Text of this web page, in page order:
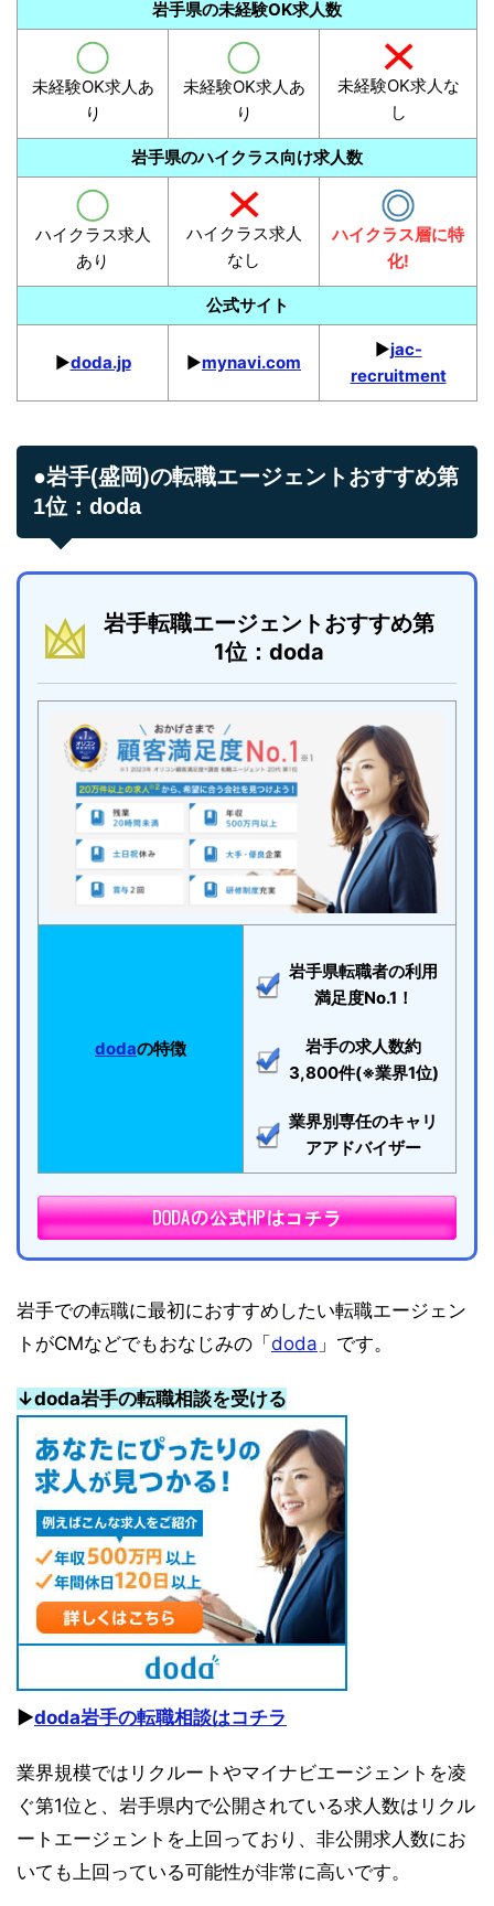
岩手県の未経験OK求人数
未経験OK求人あ
り
未経験OK求人あ
り
未経験OK求人な
し
岩手県のハイクラス向け求人数
ハイクラス求人
あり
ハイクラス求人
なし
ハイクラス層に特
化!
公式サイト
▶︎doda.jp ▶︎mynavi.com
▶︎jac-
recruitment
●岩手(盛岡)の転職エージェントおすすめ第
1位：doda
岩手転職エージェントおすすめ第
1位：doda
dodaの特徴
岩手県転職者の利用
満足度No.1！
岩手の求人数約
3,800件(※業界1位)
業界別専任のキャリ
アアドバイザー
岩手での転職に最初におすすめしたい転職エージェン
トがCMなどでもおなじみの「 doda 」です。
↓doda岩手の転職相談を受ける
▶︎doda岩手の転職相談はコチラ
業界規模ではリクルートやマイナビエージェントを凌
ぐ第1位と、岩手県内で公開されている求人数はリクル
ートエージェントを上回っており、非公開求人数にお
いても上回っている可能性が非常に高いです。